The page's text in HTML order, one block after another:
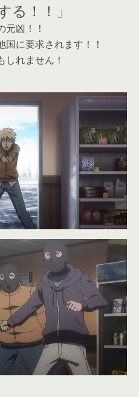
る！！」
凶！！
に要求されます！！
れません！